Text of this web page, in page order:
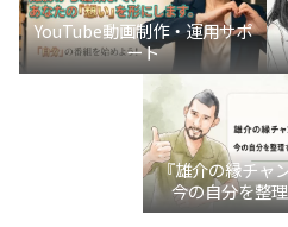
YouTube動画制作・運用サポ
ート
『雄介の縁チャ
今の自分を整
き”言語化